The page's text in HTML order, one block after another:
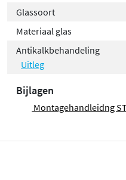
Glassoort
Materiaal glas
Antikalkbehandeling
Uitleg
Bijlagen
Montagehandleidng